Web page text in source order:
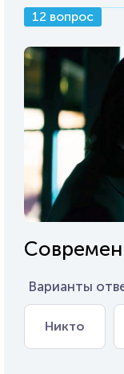
12 вопрос
Варианты
Никто